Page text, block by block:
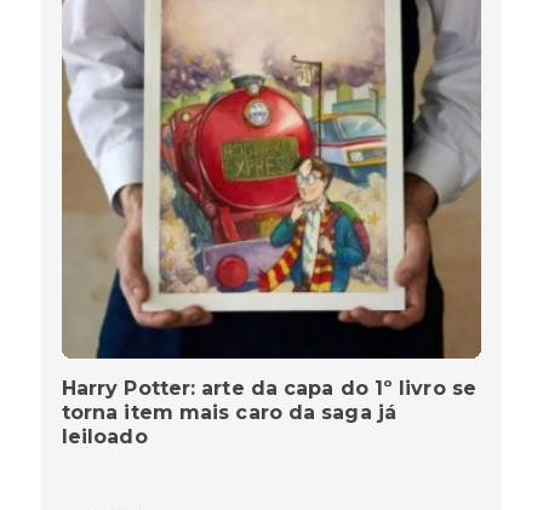
Harry Potter: arte da capa do 1º livro se
torna item mais caro da saga já
leiloado